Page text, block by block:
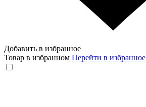
Добавить в избранное
Товар в избранном Перейти в избранное